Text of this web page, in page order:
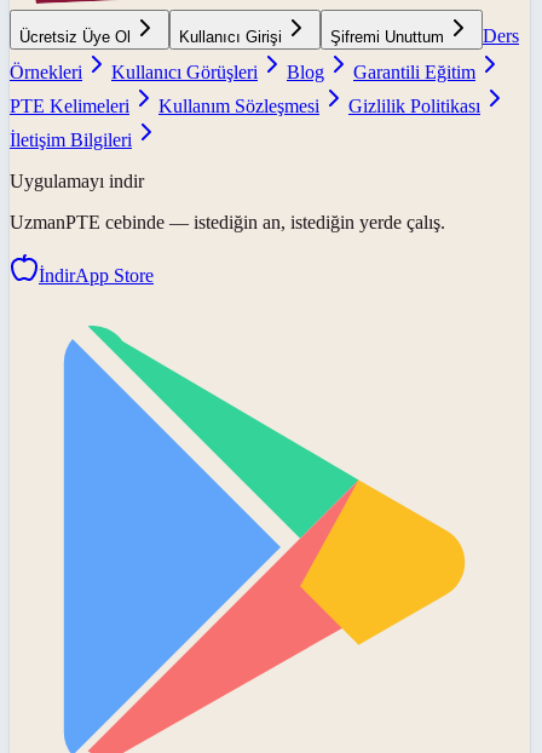
Ücretsiz Üye Ol Kullanıcı Girişi Şifremi Unuttum
Ders
Örnekleri
Kullanıcı Görüşleri Blog
Garantili Eğitim
PTE Kelimeleri
Kullanım Sözleşmesi
Gizlilik Politikası
İletişim Bilgileri
Uygulamayı indir
UzmanPTE cebinde — istediğin an, istediğin yerde çalış.
İndirApp Store